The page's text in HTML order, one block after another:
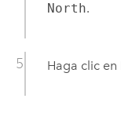
North.
Haga clic en